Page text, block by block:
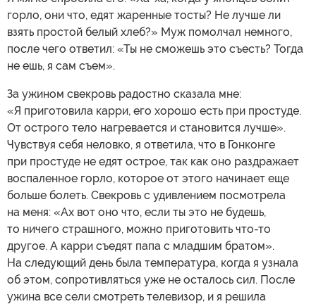
горло, они что, едят жаренные тосты? Не лучше ли
взять простой белый хлеб?» Муж помолчал немного,
после чего ответил: «Ты не сможешь это съесть? Тогда
не ешь, я сам съем».
За ужином свекровь радостно сказала мне:
«Я приготовила карри, его хорошо есть при простуде.
От острого тело нагревается и становится лучше».
Чувствуя себя неловко, я ответила, что в Гонконге
при простуде не едят острое, так как оно раздражает
воспаленное горло, которое от этого начинает еще
больше болеть. Свекровь с удивлением посмотрела
на меня: «Ах вот оно что, если ты это не будешь,
то ничего страшного, можно приготовить что-то
другое. А карри съедят папа с младшим братом».
На следующий день была температура, когда я узнала
об этом, сопротивляться уже не осталось сил. После
ужина все сели смотреть телевизор, и я решила